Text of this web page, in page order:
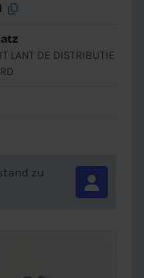
LANT DE DISTRIBUTIE
zu